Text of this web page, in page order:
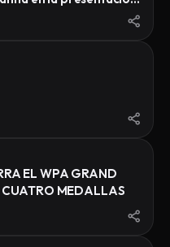
EL WPA GRAND
MEDALLAS